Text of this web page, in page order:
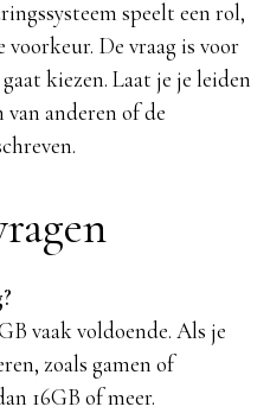
speelt een rol,
De vraag is voor
kiezen. Laat je je leiden
anderen of de
?
vaak voldoende. Als je
zoals gamen of
16GB of meer.